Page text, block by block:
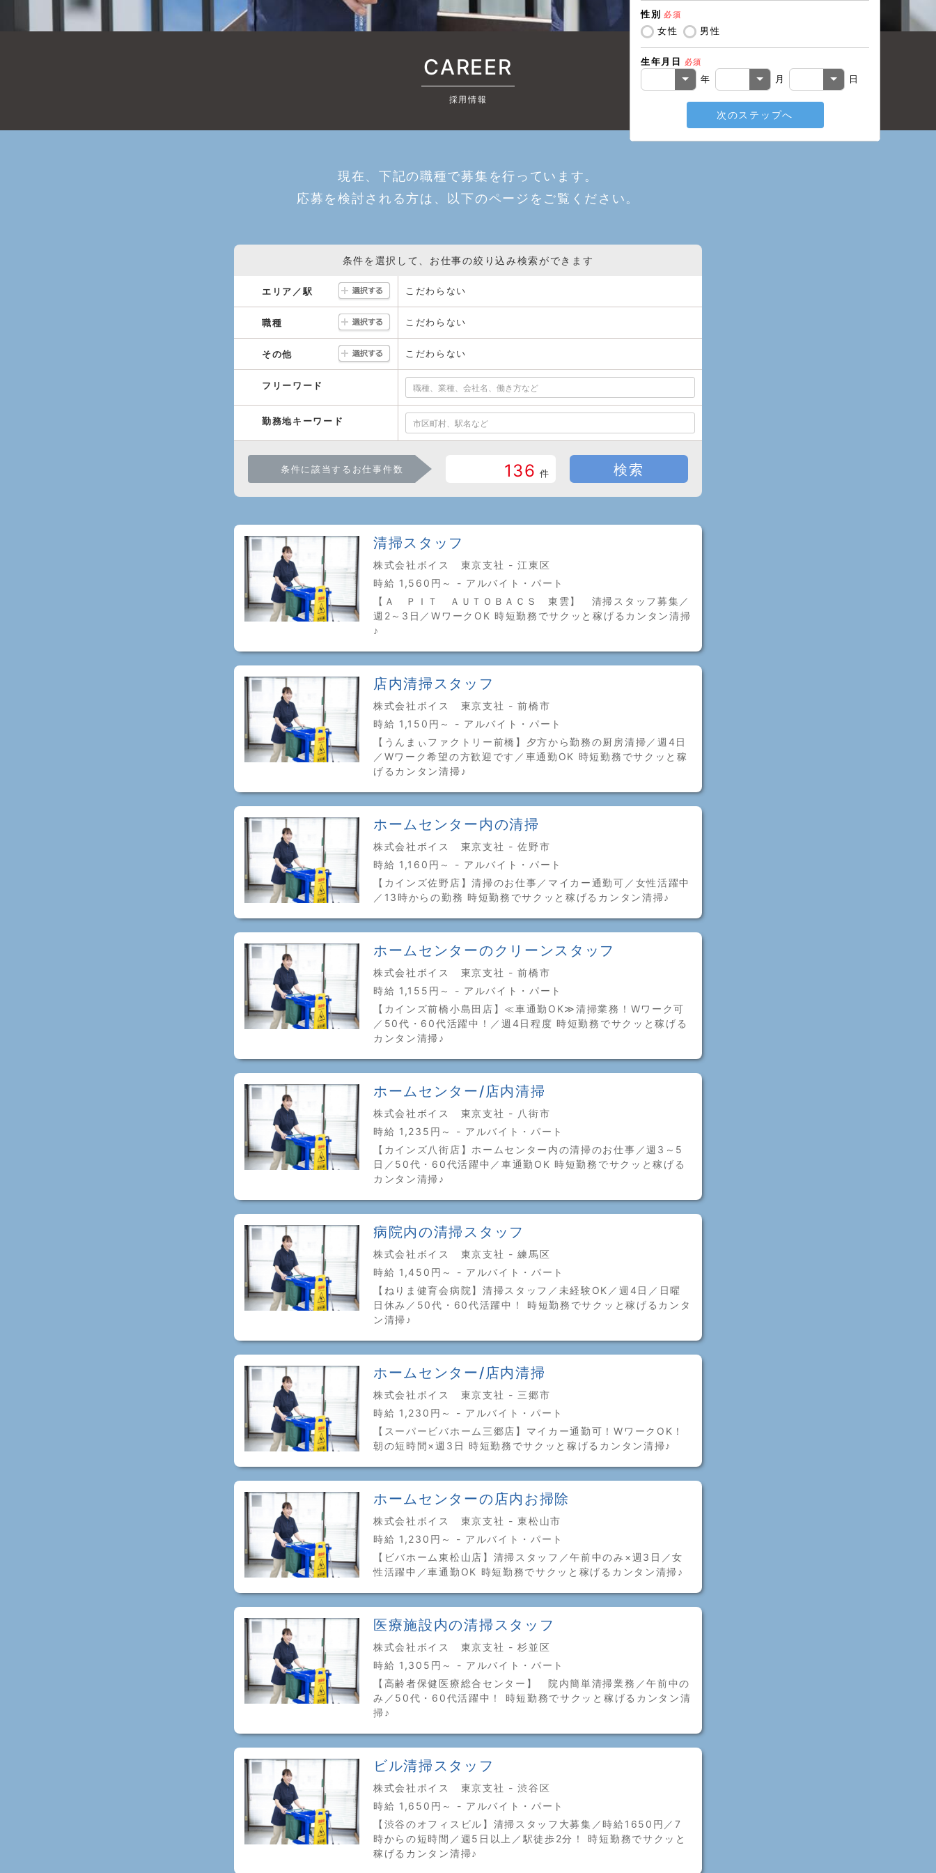
性別 必須
女性 男性
生年月日 必須
年 月 日
次のステップへ
電話番号
CAREER
採用情報
現在、下記の職種で募集を行っています。
応募を検討される方は、以下のページをご覧ください。
条件を選択して、お仕事の絞り込み検索ができます
エリア／駅 こだわらない
職種 こだわらない
その他 こだわらない
フリーワード
勤務地キーワード
条件に該当するお仕事件数 136 件 検索
清掃スタッフ
株式会社ボイス 東京支社 - 江東区
時給 1,560円～ - アルバイト・パート
【Ａ ＰＩＴ ＡＵＴＯＢＡＣＳ 東雲】 清掃スタッフ募集／
週2～3日／WワークOK 時短勤務でサクッと稼げるカンタン清掃
♪
店内清掃スタッフ
株式会社ボイス 東京支社 - 前橋市
時給 1,150円～ - アルバイト・パート
【うんまぃファクトリー前橋】夕方から勤務の厨房清掃／週4日
／Wワーク希望の方歓迎です／車通勤OK 時短勤務でサクッと稼
げるカンタン清掃♪
ホームセンター内の清掃
株式会社ボイス 東京支社 - 佐野市
時給 1,160円～ - アルバイト・パート
【カインズ佐野店】清掃のお仕事／マイカー通勤可／女性活躍中
／13時からの勤務 時短勤務でサクッと稼げるカンタン清掃♪
ホームセンターのクリーンスタッフ
株式会社ボイス 東京支社 - 前橋市
時給 1,155円～ - アルバイト・パート
【カインズ前橋小島田店】≪車通勤OK≫清掃業務！Wワーク可
／50代・60代活躍中！／週4日程度 時短勤務でサクッと稼げる
カンタン清掃♪
ホームセンター/店内清掃
株式会社ボイス 東京支社 - 八街市
時給 1,235円～ - アルバイト・パート
【カインズ八街店】ホームセンター内の清掃のお仕事／週3～5
日／50代・60代活躍中／車通勤OK 時短勤務でサクッと稼げる
カンタン清掃♪
病院内の清掃スタッフ
株式会社ボイス 東京支社 - 練馬区
時給 1,450円～ - アルバイト・パート
【ねりま健育会病院】清掃スタッフ／未経験OK／週4日／日曜
日休み／50代・60代活躍中！ 時短勤務でサクッと稼げるカンタ
ン清掃♪
ホームセンター/店内清掃
株式会社ボイス 東京支社 - 三郷市
時給 1,230円～ - アルバイト・パート
【スーパービバホーム三郷店】マイカー通勤可！WワークOK！
朝の短時間×週3日 時短勤務でサクッと稼げるカンタン清掃♪
ホームセンターの店内お掃除
株式会社ボイス 東京支社 - 東松山市
時給 1,230円～ - アルバイト・パート
【ビバホーム東松山店】清掃スタッフ／午前中のみ×週3日／女
性活躍中／車通勤OK 時短勤務でサクッと稼げるカンタン清掃♪
医療施設内の清掃スタッフ
株式会社ボイス 東京支社 - 杉並区
時給 1,305円～ - アルバイト・パート
【高齢者保健医療総合センター】 院内簡単清掃業務／午前中の
み／50代・60代活躍中！ 時短勤務でサクッと稼げるカンタン清
掃♪
ビル清掃スタッフ
株式会社ボイス 東京支社 - 渋谷区
時給 1,650円～ - アルバイト・パート
【渋谷のオフィスビル】清掃スタッフ大募集／時給1650円／7
時からの短時間／週5日以上／駅徒歩2分！ 時短勤務でサクッと
稼げるカンタン清掃♪